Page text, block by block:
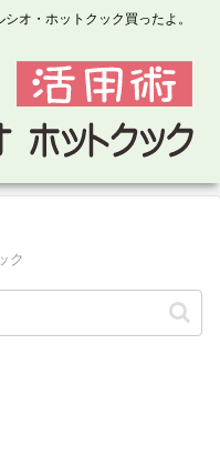
オ・ホットクック買ったよ。
ク